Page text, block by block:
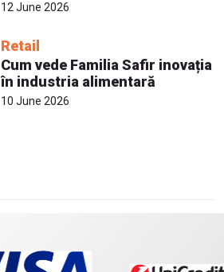
12 June 2026
Retail
Cum vede Familia Safir inovația
în industria alimentară
10 June 2026